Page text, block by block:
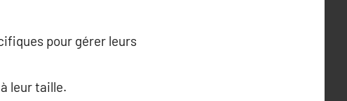
pour gérer leurs
leur taille.